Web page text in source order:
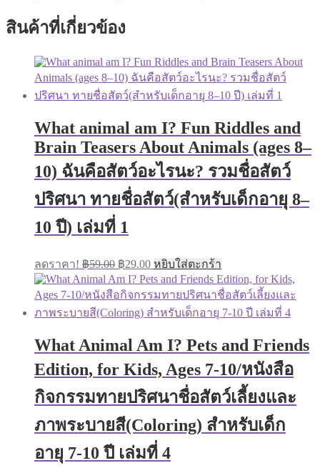
สินค้าที่เกี่ยวข้อง
What animal am I? Fun Riddles and
Brain Teasers About Animals (ages 8–
10) ฉันคือสัตว์อะไรนะ? รวมชื่อสัตว์
ปริศนา ทายชื่อสัตว์(สำหรับเด็กอายุ 8–
10 ปี) เล่มที่ 1
ลดราคา! ฿59.00 Original
price
was:
฿59.00.
฿29.00Current
price
is:
฿29.00.
หยิบใส่ตะกร้า
What Animal Am I? Pets and Friends
Edition, for Kids, Ages 7-10/หนังสือ
กิจกรรมทายปริศนาชื่อสัตว์เลี้ยงและ
ภาพระบายสี(Coloring) สำหรับเด็ก
อายุ 7-10 ปี เล่มที่ 4